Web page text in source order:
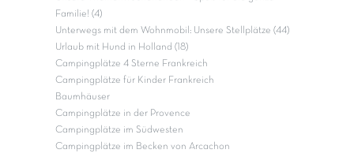
Familie! (4)
Unterwegs mit dem Wohnmobil: Unsere Stellplätze (44)
Urlaub mit Hund in Holland (18)
Campingplätze 4 Sterne Frankreich
Campingplätze für Kinder Frankreich
Baumhäuser
Campingplätze in der Provence
Campingplätze im Südwesten
Campingplätze im Becken von Arcachon